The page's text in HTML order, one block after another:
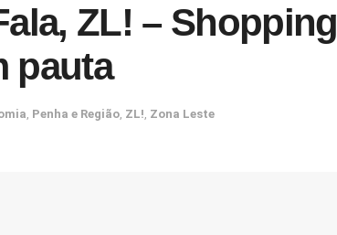
ZL! – Shopping
pauta
Penha e Região, ZL! Zona Leste